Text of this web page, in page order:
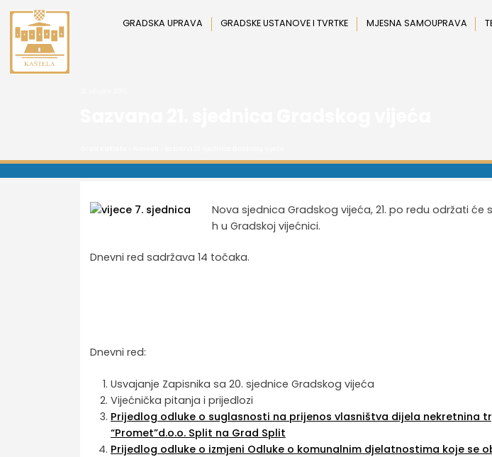
Preskoči
sadržaj
GRADSKA UPRAVA GRADSKE USTANOVE I TVRTKE MJESNA SAMOUPRAVA
Nova sjednica Gradskog vijeća, 21. po redu održati će
h u Gradskoj vijećnici.
Dnevni red sadržava 14 točaka.
Dnevni red:
Usvajanje Zapisnika sa 20. sjednice Gradskog vijeća
Vijećnička pitanja i prijedlozi
Prijedlog odluke o suglasnosti na prijenos vlasništva dijela nekretnina
“Promet”d.o.o. Split na Grad Split
Prijedlog odluke o izmjeni Odluke o komunalnim djelatnostima koje se